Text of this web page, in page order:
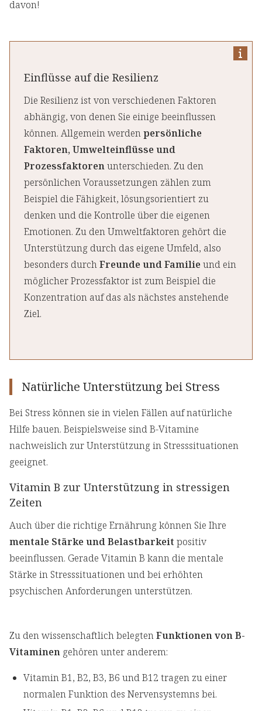
davon!
Einflüsse auf die Resilienz
Die Resilienz ist von verschiedenen Faktoren
abhängig, von denen Sie einige beeinflussen
können. Allgemein werdenpersönliche
Faktoren, Umwelteinflüsse und
Prozessfaktorenunterschieden. Zu den
persönlichen Voraussetzungen zählen zum
Beispiel die Fähigkeit, lösungsorientiert zu
denken und die Kontrolle über die eigenen
Emotionen. Zu den Umweltfaktoren gehört die
Unterstützung durch das eigene Umfeld, also
besonders durchFreunde und Familieund ein
möglicher Prozessfaktor ist zum Beispiel die
Konzentration auf das als nächstes anstehende
Ziel.
Natürliche Unterstützung bei Stress
Bei Stress können sie in vielen Fällen auf natürliche
Hilfe bauen. Beispielsweise sind B-Vitamine
nachweislich zur Unterstützung in Stresssituationen
geeignet.
Vitamin B zur Unterstützung in stressigen
Zeiten
Auch über die richtige Ernährung können Sie Ihre
mentale Stärke und Belastbarkeit positiv
beeinflussen. Gerade Vitamin B kann die mentale
Stärke in Stresssituationen und bei erhöhten
psychischen Anforderungen unterstützen.
Zu den wissenschaftlich belegtenFunktionen von B-
Vitaminen gehören unter anderem:
Vitamin B1, B2, B3, B6 und B12 tragen zu einer
normalen Funktion des Nervensystemns bei.